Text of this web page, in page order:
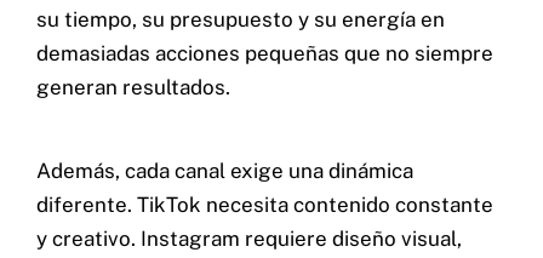
su tiempo, su presupuesto y su energía en
demasiadas acciones pequeñas que no siempre
generan resultados.
Además, cada canal exige una dinámica
diferente. TikTok necesita contenido constante
y creativo. Instagram requiere diseño visual,